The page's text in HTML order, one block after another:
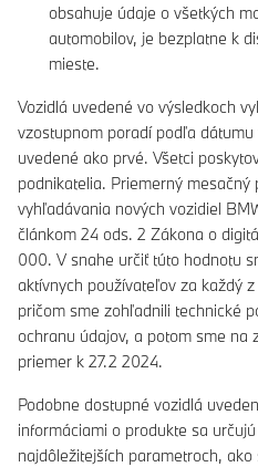
obsahuje údaje o všetkých
automobilov, je bezplatne k
mieste.
Vozidlá uvedené vo výsledkoch
vzostupnom poradí podľa
uvedené ako prvé. Všetci
podnikatelia. Priemerný
vyhľadávania nových vozidiel
článkom 24 ods. 2 Zákona o
000. V snahe určiť túto hodnotu
aktívnych používateľov za každý
pričom sme zohľadnili technické
ochranu údajov, a potom sme na
priemer k 27.2 2024.
Podobne dostupné vozidlá
informáciami o produkte sa
najdôležitejších parametroch,